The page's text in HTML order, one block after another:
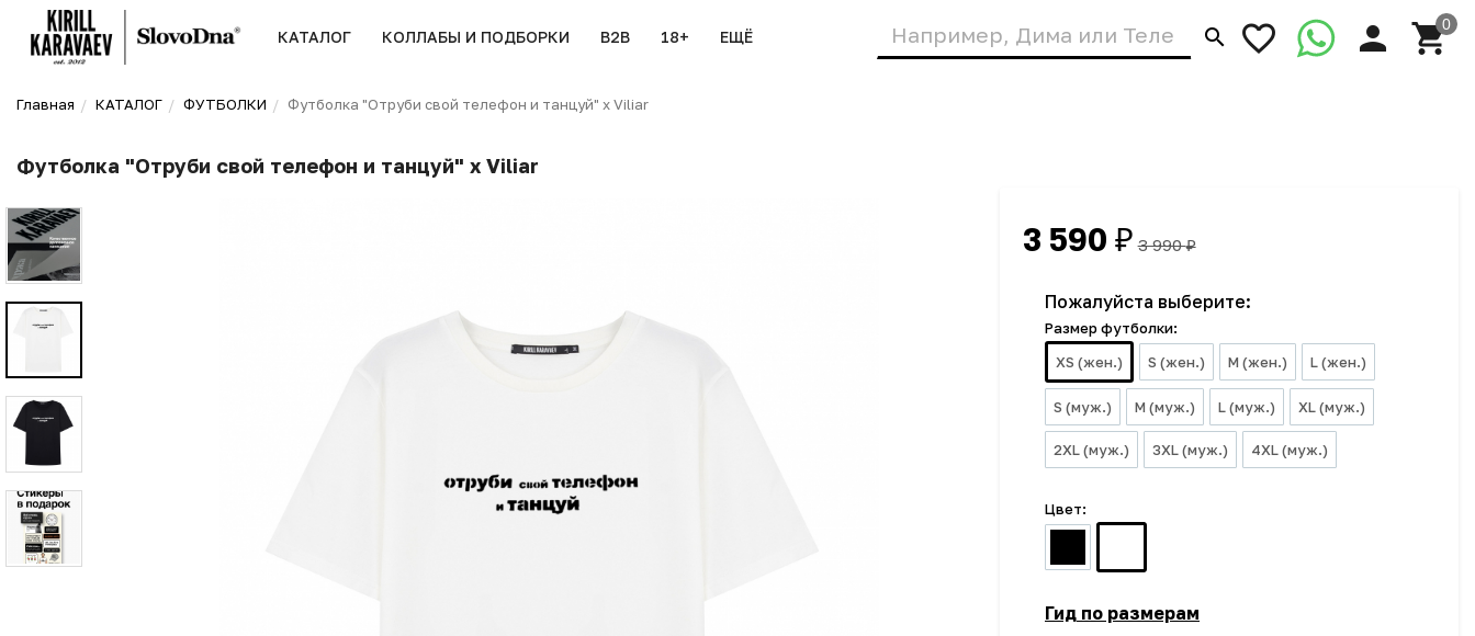
КАТАЛОГ КОЛЛАБЫ И ПОДБОРКИ B2B 18+ ЕЩЁ
Главная КАТАЛОГ ФУТБОЛКИ Футболка "Отруби свой телефон и танцуй" х Viliar
Футболка "Отруби свой телефон и танцуй" х Viliar
3 590 ₽ 3 990₽
Пожалуйста выберите:
Размер футболки:
XS (жен.)
S (жен.) M (жен.) L (жен.)
S (муж.) M (муж.) L (муж.) XL (муж.)
2XL (муж.) 3XL (муж.) 4XL (муж.)
Цвет:
Гид по размерам